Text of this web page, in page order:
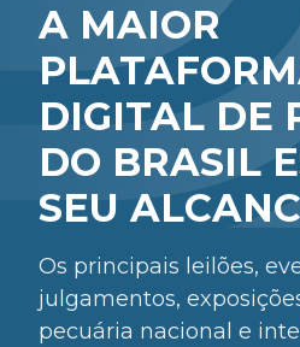
A MAIOR
DIGITAL DE
DO BRASIL
SEU
Os principais leilões,
julgamentos,
pecuária nacional e